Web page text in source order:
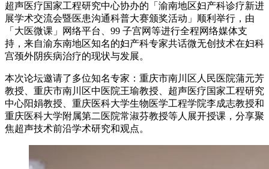
超声医疗国家工程研究中心协办的「渝南地区妇产科诊疗新进
展学术交流会暨医患沟通科普大赛颁奖活动」顺利举行，由
「大医微课」网络平台、99 子宫网等进行全程网络媒体支
持，来自渝东南地区知名的妇产科专家共话微无创技术在妇科
宫颈外阴疾病治疗的现状与发展。
本次论坛邀请了多位知名专家：重庆市南川区人民医院蒲元芳
教授、重庆市南川区中医院王瑜教授、超声医疗国家工程研究
中心阳娟教授、重庆医科大学生物医学工程学院李成志教授和
重庆医科大学附属第二医院常淑芬教授等人展开授课，分享聚
焦超声技术前沿学术研究和观点。